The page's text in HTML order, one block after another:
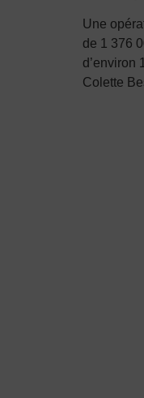
Une
de 1 376
d’environ
Colette